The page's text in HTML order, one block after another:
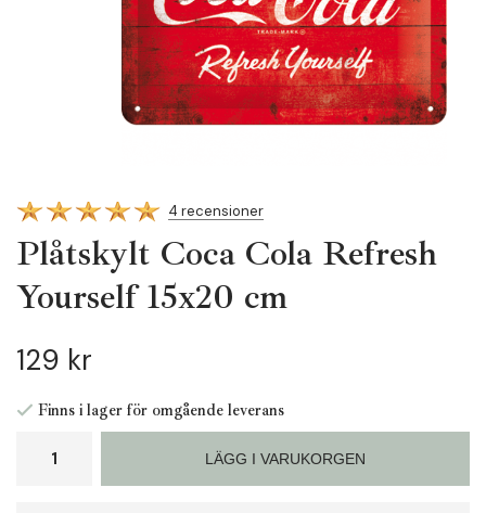
4 recensioner
Plåtskylt Coca Cola Refresh
Yourself 15x20 cm
129 kr
Finns i lager för omgående leverans
LÄGG I VARUKORGEN